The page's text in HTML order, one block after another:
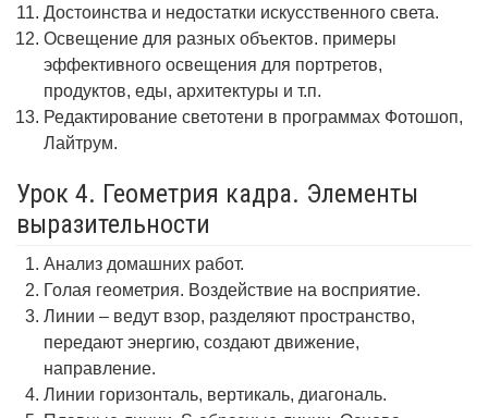
Достоинства и недостатки искусственного света.
Освещение для разных объектов. примеры
эффективного освещения для портретов,
продуктов, еды, архитектуры и т.п.
Редактирование светотени в программах Фотошоп,
Лайтрум.
Урок 4. Геометрия кадра. Элементы
выразительности
Анализ домашних работ.
Голая геометрия. Воздействие на восприятие.
Линии – ведут взор, разделяют пространство,
передают энергию, создают движение,
направление.
Линии горизонталь, вертикаль, диагональ.